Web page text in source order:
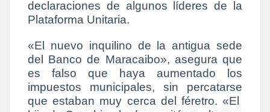
declaraciones de algunos líderes de la
Plataforma Unitaria.
«El nuevo inquilino de la antigua sede
del Banco de Maracaibo», asegura que
es falso que haya aumentado los
impuestos municipales, sin percatarse
que estaban muy cerca del féretro. «El